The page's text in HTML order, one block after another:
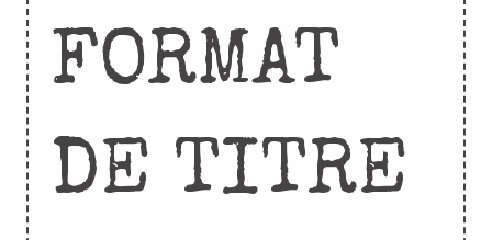
FORMAT
DE TITRE